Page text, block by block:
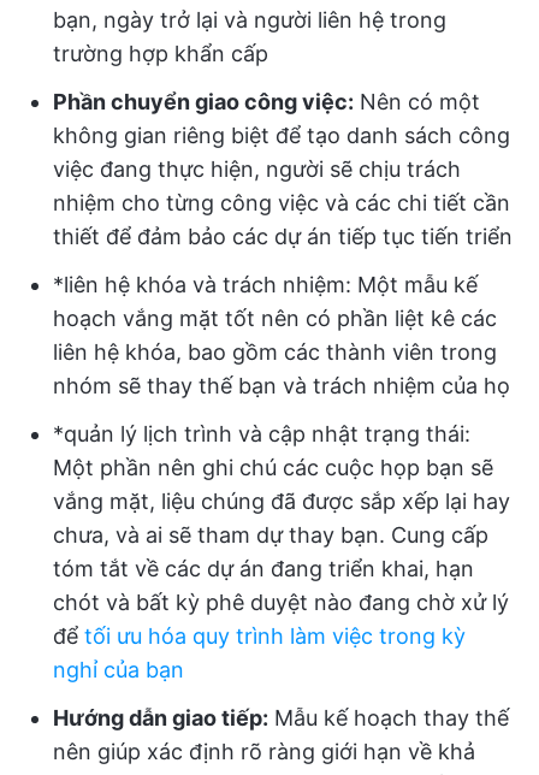
bạn, ngày trở lại và người liên hệ trong
trường hợp khẩn cấp
Phần chuyển giao công việc: Nên có một
không gian riêng biệt để tạo danh sách công
việc đang thực hiện, người sẽ chịu trách
nhiệm cho từng công việc và các chi tiết cần
thiết để đảm bảo các dự án tiếp tục tiến triển
*liên hệ khóa và trách nhiệm: Một mẫu kế
hoạch vắng mặt tốt nên có phần liệt kê các
liên hệ khóa, bao gồm các thành viên trong
nhóm sẽ thay thế bạn và trách nhiệm của họ
*quản lý lịch trình và cập nhật trạng thái:
Một phần nên ghi chú các cuộc họp bạn sẽ
vắng mặt, liệu chúng đã được sắp xếp lại hay
chưa, và ai sẽ tham dự thay bạn. Cung cấp
tóm tắt về các dự án đang triển khai, hạn
chót và bất kỳ phê duyệt nào đang chờ xử lý
để tối ưu hóa quy trình làm việc trong kỳ
nghỉ của bạn
Hướng dẫn giao tiếp: Mẫu kế hoạch thay thế
nên giúp xác định rõ ràng giới hạn về khả